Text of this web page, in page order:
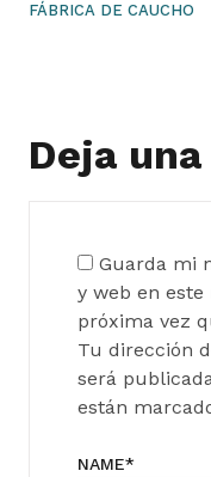
FÁBRICA DE CAUCHO
Deja
Tu dirección
será
están
NAME*
Guarda mi
y web en este
próxima vez